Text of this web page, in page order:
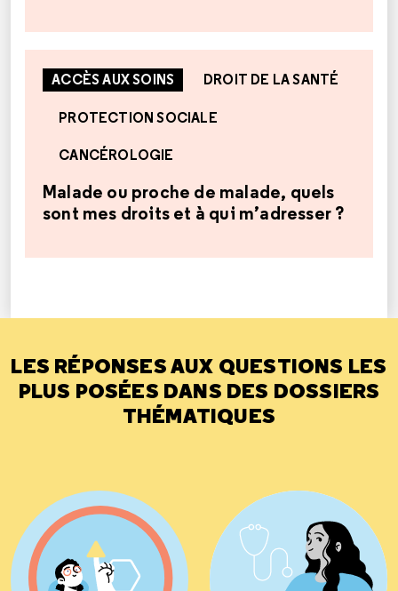
ACCÈS AUX SOINS DROIT DE LA SANTÉ
PROTECTION SOCIALE
CANCÉROLOGIE
Malade ou proche de malade, quels
sont mes droits et à qui m’adresser ?
LES RÉPONSES AUX QUESTIONS LES
PLUS POSÉES DANS DES DOSSIERS
THÉMATIQUES